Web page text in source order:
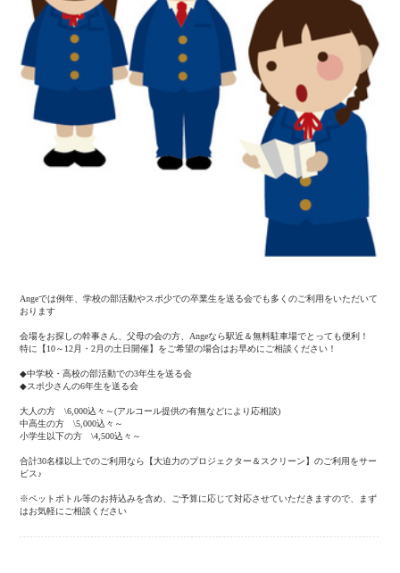
Angeでは例年、学校の部活動やスポ少での卒業生を送る会でも多くのご利用をいただいて
おります
会場をお探しの幹事さん、父母の会の方、Angeなら駅近＆無料駐車場でとっても便利！
特に【10～12月・2月の土日開催】をご希望の場合はお早めにご相談ください！
◆中学校・高校の部活動での3年生を送る会
◆スポ少さんの6年生を送る会
大人の方 \6,000込々～(アルコール提供の有無などにより応相談)
中高生の方 \5,000込々～
小学生以下の方 \4,500込々～
合計30名様以上でのご利用なら【大迫力のプロジェクター＆スクリーン】のご利用をサー
ビス♪
※ペットボトル等のお持込みを含め、ご予算に応じて対応させていただきますので、まず
はお気軽にご相談ください